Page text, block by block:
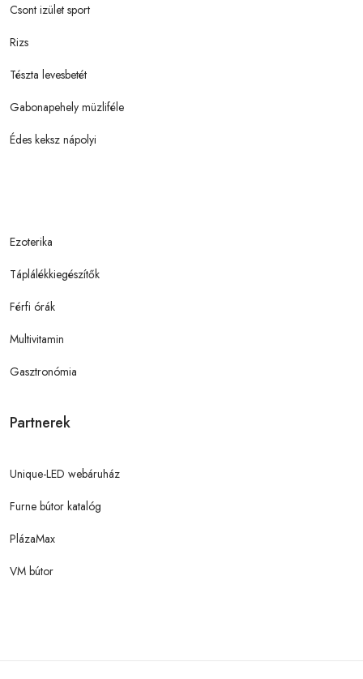
Csont izület sport
Rizs
Tészta levesbetét
Gabonapehely müzliféle
Édes keksz nápolyi
Ezoterika
Táplálékkiegészítők
Férfi órák
Multivitamin
Gasztronómia
Partnerek
Unique-LED webáruház
Furne bútor katalóg
PlázaMax
VM bútor